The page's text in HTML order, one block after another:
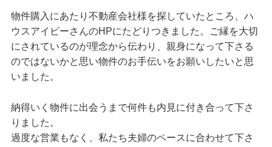
物件購入にあたり不動産会社様を探していたところ、ハ
ウスアイビーさんのHPにたどりつきました。ご縁を大切
にされているのが理念から伝わり、親身になって下さる
のではないかと思い物件のお手伝いをお願いしたいと思
いました。
納得いく物件に出会うまで何件も内見に付き合って下さ
りました。
過度な営業もなく、私たち夫婦のペースに合わせて下さ